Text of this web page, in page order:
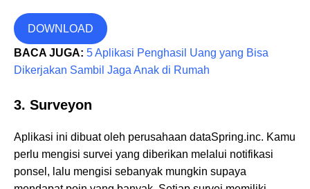
DOWNLOAD
BACA JUGA: 5 Aplikasi Penghasil Uang yang Bisa
Dikerjakan Sambil Jaga Anak di Rumah
3. Surveyon
Aplikasi ini dibuat oleh perusahaan dataSpring.inc. Kamu
perlu mengisi survei yang diberikan melalui notifikasi
ponsel, lalu mengisi sebanyak mungkin supaya